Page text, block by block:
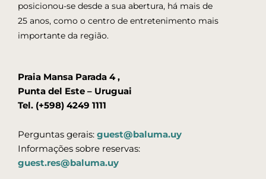
posicionou-se desde a sua abertura, há mais de
25 anos, como o centro de entretenimento mais
importante da região.
Praia Mansa Parada 4 ,
Punta del Este – Uruguai
Tel. (+598) 4249 1111
Perguntas gerais: guest@baluma.uy
Informações sobre reservas:
guest.res@baluma.uy